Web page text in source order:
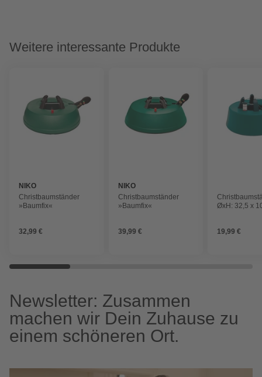
Weitere interessante Produkte
NIKO
Christbaumständer
»Baumfix«
32,99 €
NIKO
Christbaumständer
»Baumfix«
39,99 €
ØxH: 32,5 x
19,99 €
Newsletter: Zusammen
machen wir Dein Zuhause zu
einem schöneren Ort.